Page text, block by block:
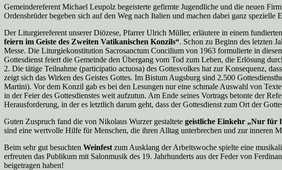
Gemeindereferent Michael Leupolz begeisterte gefirmte Jugendliche und die neuen
Ordensbrüder begeben sich auf den Weg nach Italien und machen dabei ganz
Der Liturgiereferent unserer Diözese, Pfarrer Ulrich Müller, erläutere in einem fundierten
feiern im Geiste des Zweiten Vatikanischen Konzils“. Schon zu Beginn des letzten
Messe. Die Liturgiekonstitution Sacrosanctum Concilium von 1963 formulierte in
Gottesdienst feiert die Gemeinde den Übergang vom Tod zum Leben, die Erlösung
2. Die tätige Teilnahme (participatio actuosa) des Gottesvolkes hat zur Konsequenz,
zeigt sich das Wirken des Geistes Gottes. Im Bistum Augsburg sind 2.500
Martini). Vor dem Konzil gab es bei den Lesungen nur eine schmale Auswahl von
in der Feier des Gottesdienstes weit aufzutun. Am Ende seines Vortrags betonte der
Herausforderung, in der es letztlich darum geht, dass der Gottesdienst zum Ort der
Guten Zuspruch fand die von Nikolaus Wurzer gestaltete geistliche Einkehr „Nur für
sind eine wertvolle Hilfe für Menschen, die ihren Alltag unterbrechen und zur inneren
Beim sehr gut besuchten Weinfest zum Ausklang der Arbeitswoche spielte eine
erfreuten das Publikum mit Salonmusik des 19. Jahrhunderts aus der Feder von
beigetragen haben!